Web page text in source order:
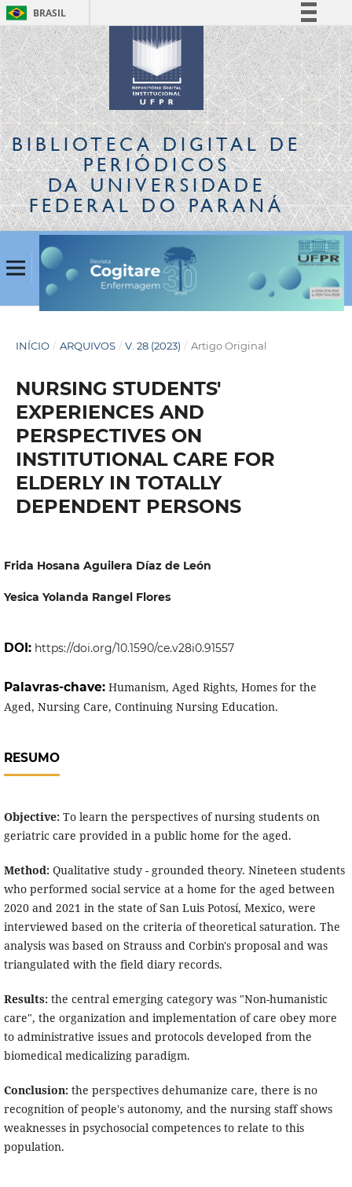
BRASIL
Simplifique!
Comunica BR
Participe
Acesso à informação
Legislação
Canais
BIBLIOTECA DIGITALDE
PERIÓDICOS
DA UNIVERSIDADE
FEDERAL DO PARANÁ
INÍCIO / ARQUIVOS / V. 28 (2023) / Artigo Original
NURSING STUDENTS'
EXPERIENCES AND
PERSPECTIVES ON
INSTITUTIONAL CARE FOR
ELDERLY IN TOTALLY
DEPENDENT PERSONS
Frida Hosana Aguilera Díaz de León
Yesica Yolanda Rangel Flores
DOI: https://doi.org/10.1590/ce.v28i0.91557
Palavras-chave: Humanism, Aged Rights, Homes for the
Aged, Nursing Care, Continuing Nursing Education.
RESUMO
Objective: To learn the perspectives of nursing students on
geriatric care provided in a public home for the aged.
Method: Qualitative study - grounded theory. Nineteen students
who performed social service at a home for the aged between
2020 and 2021 in the state of San Luis Potosí, Mexico, were
interviewed based on the criteria of theoretical saturation. The
analysis was based on Strauss and Corbin's proposal and was
triangulated with the field diary records.
Results: the central emerging category was "Non-humanistic
care", the organization and implementation of care obey more
to administrative issues and protocols developed from the
biomedical medicalizing paradigm.
Conclusion: the perspectives dehumanize care, there is no
recognition of people's autonomy, and the nursing staff shows
weaknesses in psychosocial competences to relate to this
population.